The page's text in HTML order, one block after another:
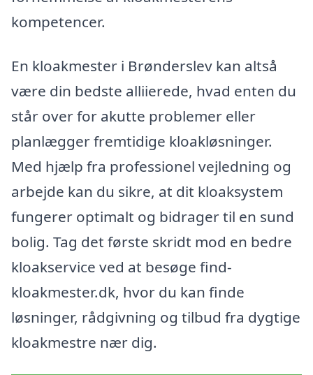
kompetencer.
En kloakmester i Brønderslev kan altså
være din bedste alliierede, hvad enten du
står over for akutte problemer eller
planlægger fremtidige kloakløsninger.
Med hjælp fra professionel vejledning og
arbejde kan du sikre, at dit kloaksystem
fungerer optimalt og bidrager til en sund
bolig. Tag det første skridt mod en bedre
kloakservice ved at besøge find-
kloakmester.dk, hvor du kan finde
løsninger, rådgivning og tilbud fra dygtige
kloakmestre nær dig.